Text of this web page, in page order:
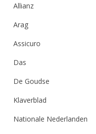
Allianz
Arag
Assicuro
Das
De Goudse
Klaverblad
Nationale Nederlanden